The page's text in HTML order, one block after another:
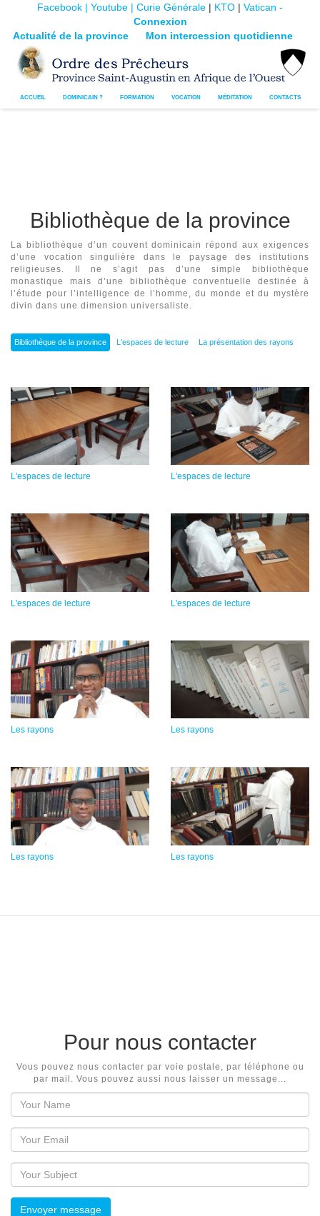
Facebook | Youtube | Curie Générale | KTO | Vatican -
Connexion
Actualité de la province
Mon intercession quotidienne
ACCUEIL DOMINICAIN ? FORMATION VOCATION MÉDITATION CONTACTS
Bibliothèque de la province
La bibliothèque d’un couvent dominicain répond aux exigences
d’une vocation singulière dans le paysage des institutions
religieuses. Il ne s’agit pas d’une simple bibliothèque
monastique mais d’une bibliothèque conventuelle destinée à
l’étude pour l’intelligence de l’homme, du monde et du mystère
divin dans une dimension universaliste.
Bibliothèque de la province L'espaces de lecture La présentation des rayons
L'espaces de lecture L'espaces de lecture
L'espaces de lecture L'espaces de lecture
Les rayons Les rayons
Les rayons Les rayons
Pour nous contacter
Vous pouvez nous contacter par voie postale, par téléphone ou
par mail. Vous pouvez aussi nous laisser un message...
Envoyer message